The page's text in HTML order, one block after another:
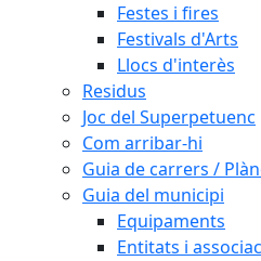
Festes i fires
Festivals d'Arts
Llocs d'interès
Residus
Joc del Superpetuenc
Com arribar-hi
Guia de carrers /
Guia del municipi
Equipaments
Entitats i